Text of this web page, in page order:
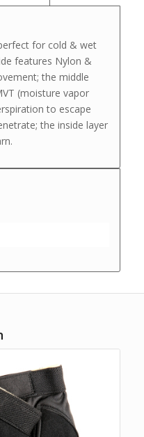
for cold & wet
features Nylon &
the middle
(moisture vapor
to escape
the inside layer